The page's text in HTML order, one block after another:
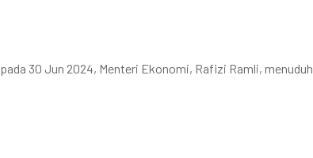
30 Jun 2024, Menteri Ekonomi, Rafizi Ramli, menuduh